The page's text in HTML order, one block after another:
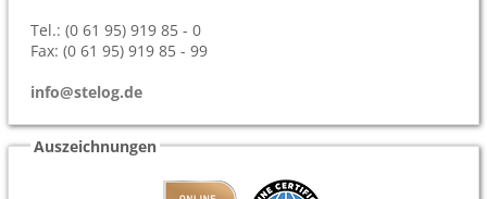
Tel.: (0 61 95) 919 85 - 0
Fax: (0 61 95) 919 85 - 99
info@stelog.de
Auszeichnungen